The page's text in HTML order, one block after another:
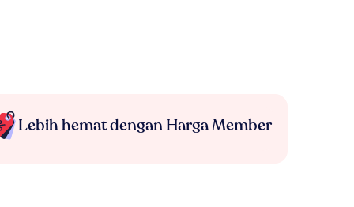
Lebih hemat dengan Harga Member